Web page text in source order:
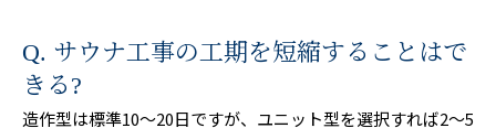
Q. サウナ工事の工期を短縮することはで
きる?
造作型は標準10〜20日ですが、ユニット型を選択すれば2〜5